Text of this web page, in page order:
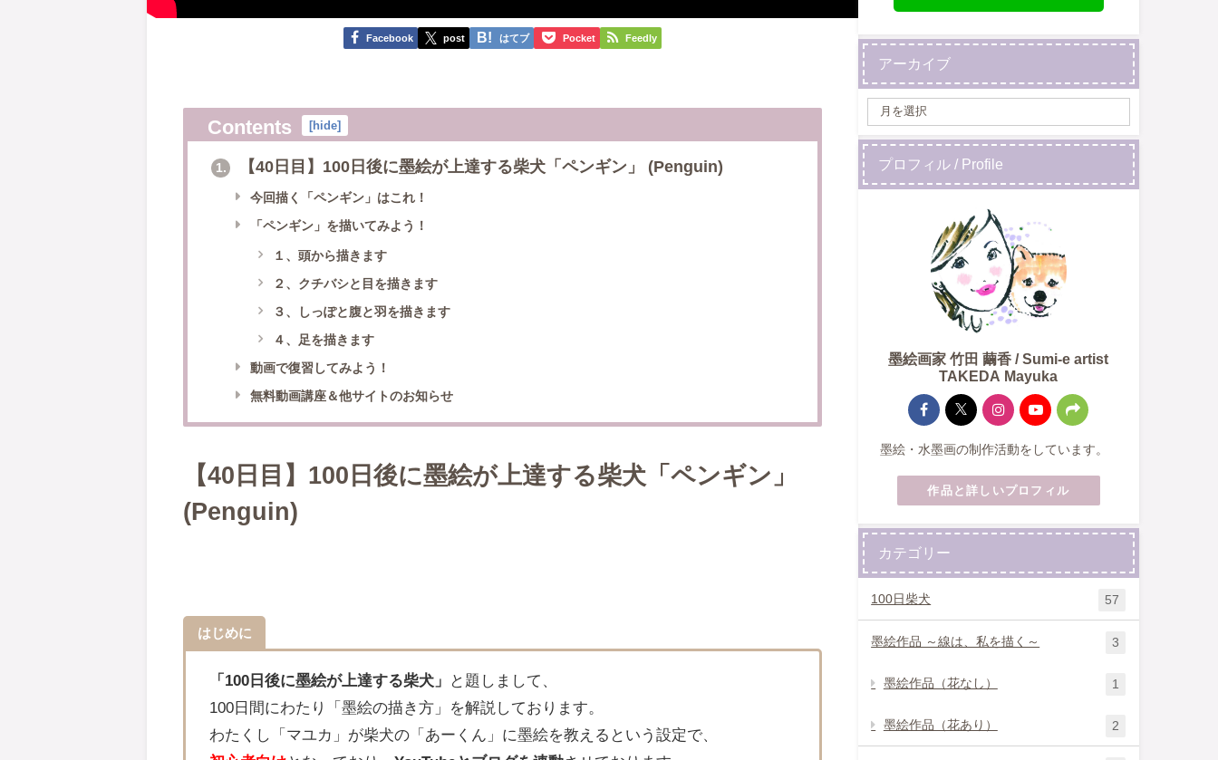
Facebook post はてブ Pocket Feedly
Contents [hide]
1. 【40日目】100日後に墨絵が上達する柴犬「ペンギン」 (Penguin)
今回描く「ペンギン」はこれ！
「ペンギン」を描いてみよう！
１、頭から描きます
２、クチバシと目を描きます
３、しっぽと腹と羽を描きます
４、足を描きます
動画で復習してみよう！
無料動画講座＆他サイトのお知らせ
【40日目】100日後に墨絵が上達する柴犬「ペンギン」
(Penguin)
はじめに
「100日後に墨絵が上達する柴犬」
と題しまして、
100日間にわたり「墨絵の描き方」を解説しております。
わたくし「マユカ」が柴犬の「あーくん」に墨絵を教えるという設定で、
アーカイブ
プロフィル / Profile
墨絵画家 竹田 繭香 / Sumi-e artist
TAKEDA Mayuka
墨絵・水墨画の制作活動をしています。
作品と詳しいプロフィル
カテゴリー
100日柴犬 57
墨絵作品 ～線は、私を描く～ 3
墨絵作品（花なし） 1
墨絵作品（花あり） 2